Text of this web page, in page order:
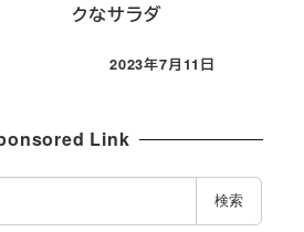
クなサラダ
投稿日
2023年7月11日
Link
検索